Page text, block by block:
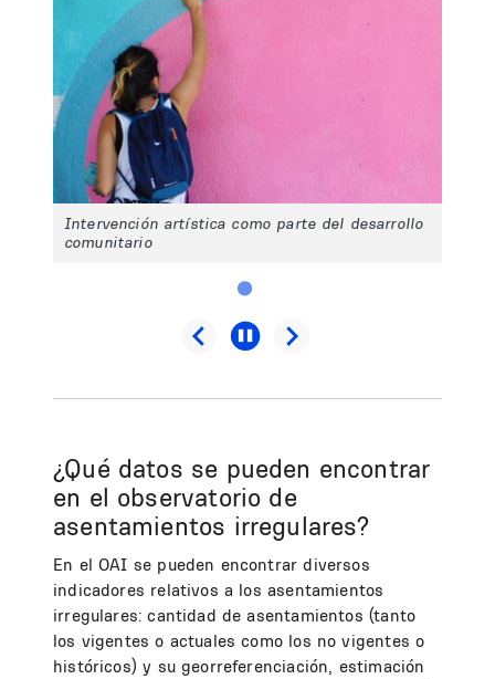
Intervención artística como parte del desarrollo
comunitario
¿Qué datos se pueden encontrar
en el observatorio de
asentamientos irregulares?
En el OAI se pueden encontrar diversos
indicadores relativos a los asentamientos
irregulares: cantidad de asentamientos (tanto
los vigentes o actuales como los no vigentes o
históricos) y su georreferenciación, estimación